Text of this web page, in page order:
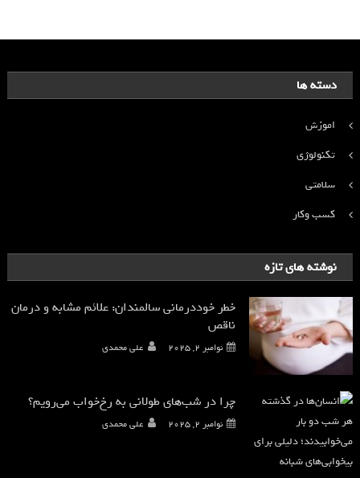
دسته ها
اموزش
تکنولوژی
سلامتی
کسب وکار
نوشته های تازه
خطر خوددرمانی سالمندان: علائم مشابه و درمان
ناقص
نوامبر 2, 2025 علی محمدی
چرا در شب‌های طولانی به رخ‌خواب می‌رویم؟
نوامبر 2, 2025 علی محمدی